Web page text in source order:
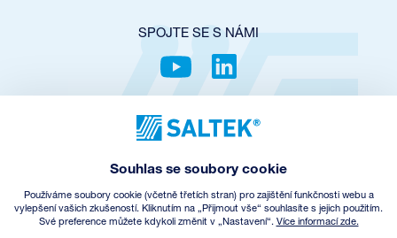
SPOJTE SE S NÁMI
OCHRANA SOUKROMÍ
COOKIES POLICY
OBCHODNÍ PODMÍNKY
© Copyright SALTEK a.s.
Souhlas se soubory cookie
Používáme soubory cookie (včetně třetích stran) pro zajištění funkčnosti webu a
vylepšení vašich zkušeností. Kliknutím na „Přijmout vše“ souhlasíte s jejich použitím.
Své preference můžete kdykoli změnit v „Nastavení“. Více informací zde.